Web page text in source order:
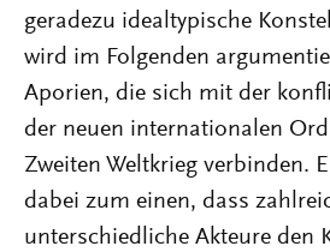
geradezu idealtypische
wird im Folgenden
Aporien, die sich mit der
der neuen internationalen
Zweiten Weltkrieg verbinden.
dabei zum einen, dass
unterschiedliche Akteure den